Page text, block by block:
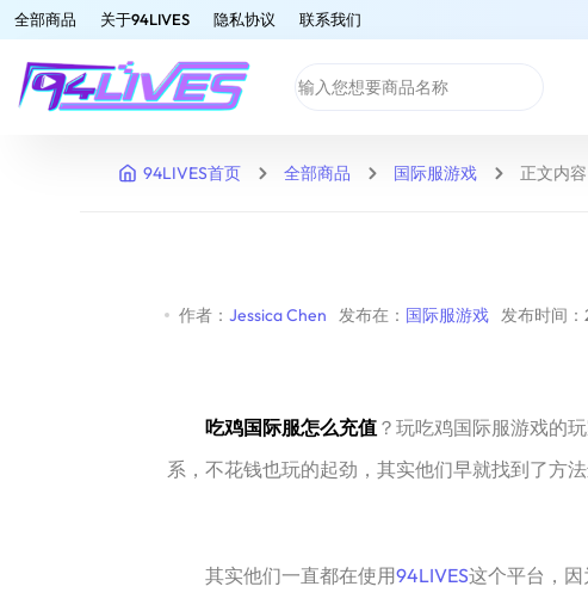
全部商品 关于94LIVES 隐私协议 联系我们
94LIVES首页 全部商品 国际服游戏 正文内容
作者： Jessica Chen 发布在： 国际服游戏 发布时间
吃鸡国际服怎么充值？玩吃鸡国际服游戏的
系，不花钱也玩的起劲，其实他们早就找到了方
其实他们一直都在使用94LIVES这个平台，